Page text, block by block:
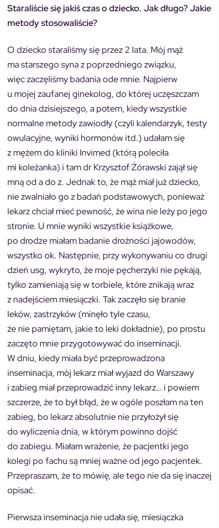
Staraliście się jakiś czas o dziecko. Jak długo? Jakie
metody stosowaliście?
O dziecko staraliśmy się przez 2 lata. Mój mąż
ma starszego syna z poprzedniego związku,
więc zaczęliśmy badania ode mnie. Najpierw
u mojej zaufanej ginekolog, do której uczęszczam
do dnia dzisiejszego, a potem, kiedy wszystkie
normalne metody zawiodły (czyli kalendarzyk, testy
owulacyjne, wyniki hormonów itd.) udałam się
z mężem do kliniki Invimed (którą poleciła
mi koleżanka) i tam dr Krzysztof Żórawski zajął się
mną od a do z. Jednak to, że mąż miał już dziecko,
nie zwalniało go z badań podstawowych, ponieważ
lekarz chciał mieć pewność, że wina nie leży po jego
stronie. U mnie wyniki wszystkie książkowe,
po drodze miałam badanie drożności jajowodów,
wszystko ok. Następnie, przy wykonywaniu co drugi
dzień usg, wykryto, że moje pęcherzyki nie pękają,
tylko zamieniają się w torbiele, które znikają wraz
z nadejściem miesiączki. Tak zaczęło się branie
leków, zastrzyków (minęło tyle czasu,
że nie pamiętam, jakie to leki dokładnie), po prostu
zaczęto mnie przygotowywać do inseminacji.
W dniu, kiedy miała być przeprowadzona
inseminacja, mój lekarz miał wyjazd do Warszawy
i zabieg miał przeprowadzić inny lekarz… i powiem
szczerze, że to był błąd, że w ogóle poszłam na ten
zabieg, bo lekarz absolutnie nie przyłożył się
do wyliczenia dnia, w którym powinno dojść
do zabiegu. Miałam wrażenie, że pacjentki jego
kolegi po fachu są mniej ważne od jego pacjentek.
Przepraszam, że to mówię, ale tego nie da się inaczej
opisać.
Pierwsza inseminacja nie udała się, miesiączka